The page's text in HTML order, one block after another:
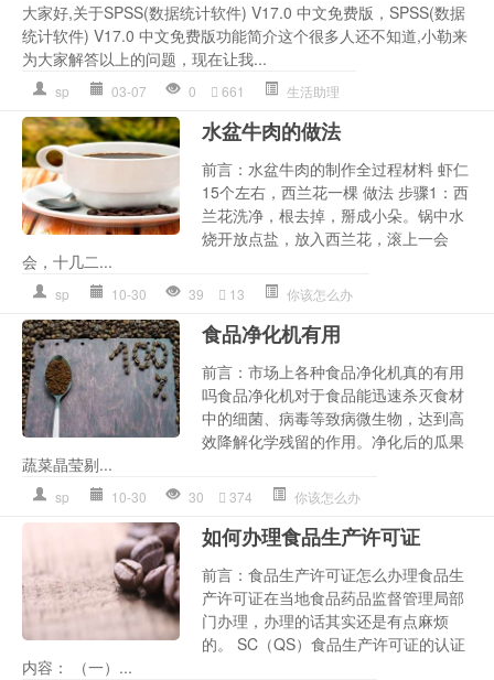
大家好,关于SPSS(数据统计软件) V17.0 中文免费版，SPSS(数据
统计软件) V17.0 中文免费版功能简介这个很多人还不知道,小勒来
为大家解答以上的问题，现在让我...
sp 03-07 0 661 生活助理
水盆牛肉的做法
前言：水盆牛肉的制作全过程材料 虾仁
15个左右，西兰花一棵 做法 步骤1：西
兰花洗净，根去掉，掰成小朵。锅中水
烧开放点盐，放入西兰花，滚上一会
会，十几二...
sp 10-30 39 13 你该怎么办
食品净化机有用
前言：市场上各种食品净化机真的有用
吗食品净化机对于食品能迅速杀灭食材
中的细菌、病毒等致病微生物，达到高
效降解化学残留的作用。净化后的瓜果
蔬菜晶莹剔...
sp 10-30 30 374 你该怎么办
如何办理食品生产许可证
前言：食品生产许可证怎么办理食品生
产许可证在当地食品药品监督管理局部
门办理，办理的话其实还是有点麻烦
的。 SC（QS）食品生产许可证的认证
内容： （一）...